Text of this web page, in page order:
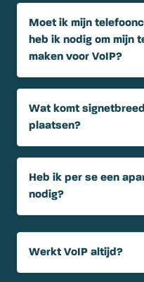
Moet ik mijn
heb ik nodig om mijn
maken voor VoIP?
Wat komt
plaatsen?
Heb ik per se een
nodig?
Werkt VoIP altijd?